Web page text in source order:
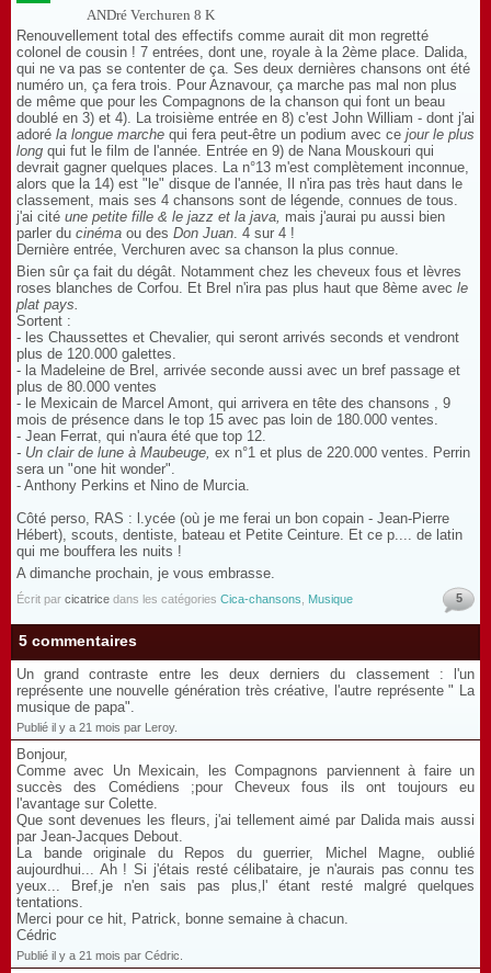
ANDré Verchuren 8 K
Renouvellement total des effectifs comme aurait dit mon regretté
colonel de cousin ! 7 entrées, dont une, royale à la 2ème place. Dalida,
qui ne va pas se contenter de ça. Ses deux dernières chansons ont été
numéro un, ça fera trois. Pour Aznavour, ça marche pas mal non plus
de même que pour les Compagnons de la chanson qui font un beau
doublé en 3) et 4). La troisième entrée en 8) c'est John William - dont j'ai
adoré la longue marche qui fera peut-être un podium avec ce jour le plus
long qui fut le film de l'année. Entrée en 9) de Nana Mouskouri qui
devrait gagner quelques places. La n°13 m'est complètement inconnue,
alors que la 14) est "le" disque de l'année, Il n'ira pas très haut dans le
classement, mais ses 4 chansons sont de légende, connues de tous.
j'ai cité une petite fille & le jazz et la java, mais j'aurai pu aussi bien
parler du cinéma ou des Don Juan. 4 sur 4 !
Dernière entrée, Verchuren avec sa chanson la plus connue.
Bien sûr ça fait du dégât. Notamment chez les cheveux fous et lèvres
roses blanches de Corfou. Et Brel n'ira pas plus haut que 8ème avec le
plat pays.
Sortent :
- les Chaussettes et Chevalier, qui seront arrivés seconds et vendront
plus de 120.000 galettes.
- la Madeleine de Brel, arrivée seconde aussi avec un bref passage et
plus de 80.000 ventes
- le Mexicain de Marcel Amont, qui arrivera en tête des chansons , 9
mois de présence dans le top 15 avec pas loin de 180.000 ventes.
- Jean Ferrat, qui n'aura été que top 12.
- Un clair de lune à Maubeuge, ex n°1 et plus de 220.000 ventes. Perrin
sera un "one hit wonder".
- Anthony Perkins et Nino de Murcia.
Côté perso, RAS : l.ycée (où je me ferai un bon copain - Jean-Pierre
Hébert), scouts, dentiste, bateau et Petite Ceinture. Et ce p.... de latin
qui me bouffera les nuits !
A dimanche prochain, je vous embrasse.
Écrit par cicatrice dans les catégories Cica-chansons Musique 5
5 commentaires
Un grand contraste entre les deux derniers du classement : l'un
représente une nouvelle génération très créative, l'autre représente " La
musique de papa".
Publié il y a 21 mois par Leroy.
Bonjour,
Comme avec Un Mexicain, les Compagnons parviennent à faire un
succès des Comédiens ;pour Cheveux fous ils ont toujours eu
l'avantage sur Colette.
Que sont devenues les fleurs, j'ai tellement aimé par Dalida mais aussi
par Jean-Jacques Debout.
La bande originale du Repos du guerrier, Michel Magne, oublié
aujourdhui... Ah ! Si j'étais resté célibataire, je n'aurais pas connu tes
yeux... Bref,je n'en sais pas plus,l' étant resté malgré quelques
tentations.
Merci pour ce hit, Patrick, bonne semaine à chacun.
Cédric
Publié il y a 21 mois par Cédric.